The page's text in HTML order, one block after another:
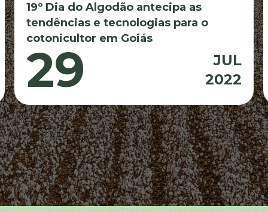
19º Dia do Algodão antecipa as
tendências e tecnologias para o
cotonicultor em Goiás
29
JUL
2022